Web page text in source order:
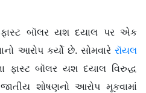
બૉલર યશ દયાલ પર એક
આરોપ કર્યો છે. સોમવારે રૉયલ
ફાસ્ટ બૉલર યશ દયાલ વિરુદ્ધ
શોષણનો આરોપ મૂકવામાં